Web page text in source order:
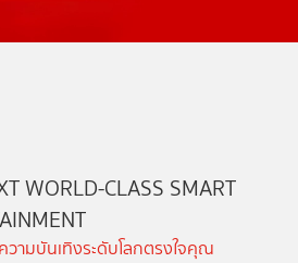
WORLD-CLASS SMART
ามบันเทิงระดับโลกตรงใจคุณ